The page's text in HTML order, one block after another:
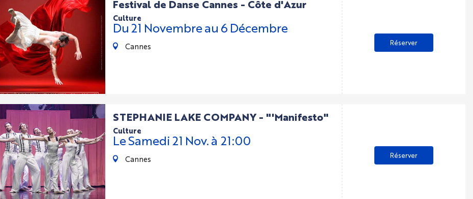
Festival de Danse Cannes - Côte d'Azur
culture
Du 21 Novembreau 6 Décembre
Cannes Réserver
STEPHANIE LAKE COMPANY - "'Manifesto"
culture
LeSamedi 21 Nov.à 21:00
Cannes Réserver